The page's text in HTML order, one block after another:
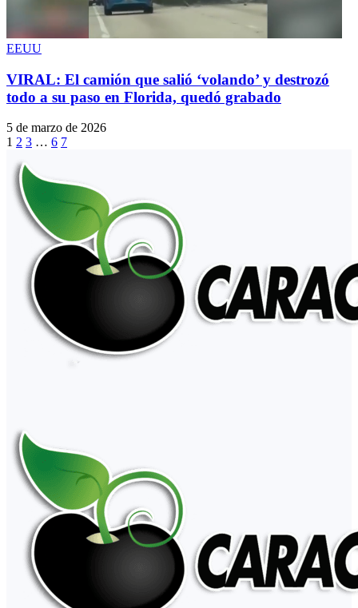
EEUU
VIRAL: El camión que salió ‘volando’ y destrozó
todo a su paso en Florida, quedó grabado
5 de marzo de 2026
1 2 3 … 6 7